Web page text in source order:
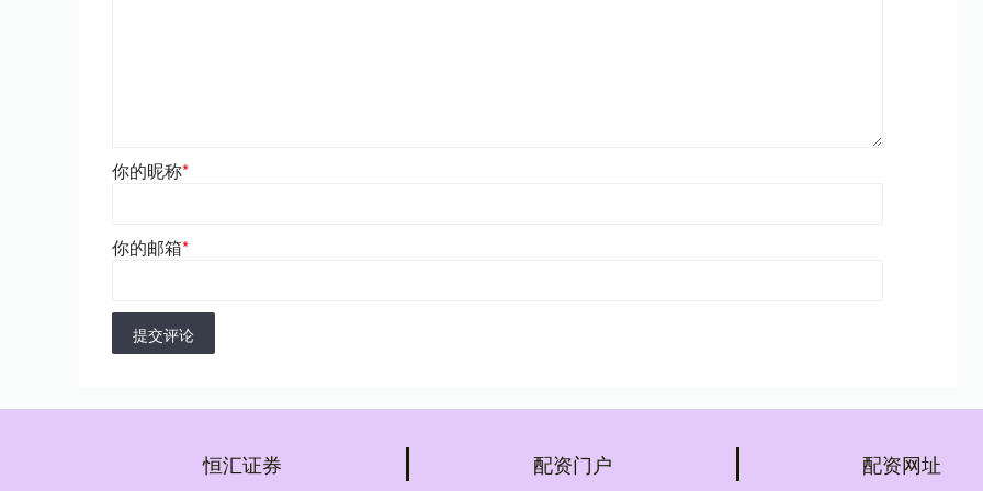
你的昵称*
你的邮箱*
提交评论
恒汇证券 配资门户 配资网址